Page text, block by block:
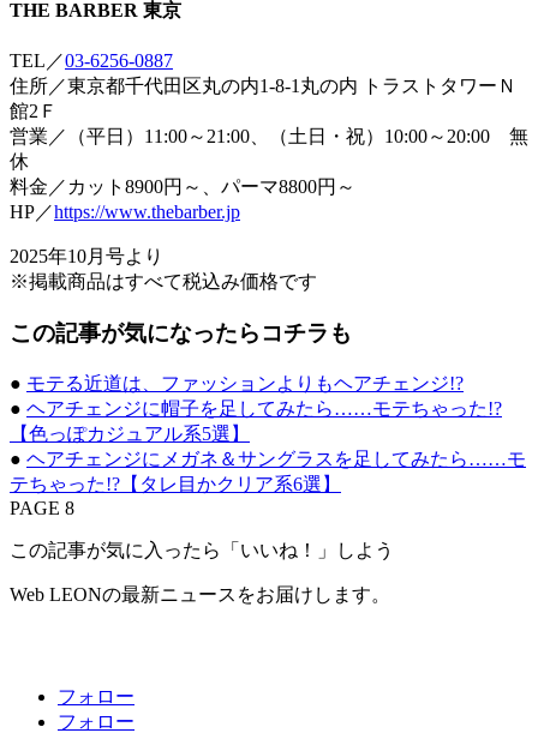
THE BARBER 東京
TEL／03-6256-0887
住所／東京都千代田区丸の内1-8-1丸の内 トラストタワーＮ
館2Ｆ
営業／（平日）11:00～21:00、（土日・祝）10:00～20:00 無
休
料金／カット8900円～、パーマ8800円～
HP／https://www.thebarber.jp
2025年10月号より
※掲載商品はすべて税込み価格です
この記事が気になったらコチラも
● モテる近道は、ファッションよりもヘアチェンジ!?
● ヘアチェンジに帽子を足してみたら……モテちゃった!?
【色っぽカジュアル系5選】
● ヘアチェンジにメガネ＆サングラスを足してみたら……モ
テちゃった!?【タレ目かクリア系6選】
PAGE 8
この記事が気に入ったら「いいね！」しよう
Web LEONの最新ニュースをお届けします。
フォロー
フォロー